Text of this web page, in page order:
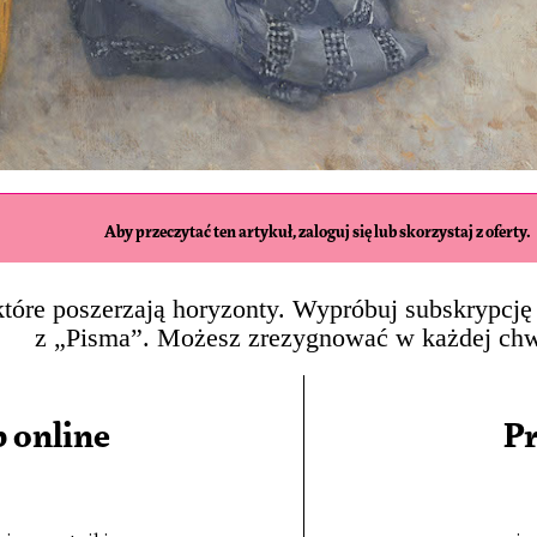
Aby przeczytać ten artykuł, zaloguj się lub skorzystaj z oferty.
poszerzają horyzonty. Wypróbuj
z „Pisma”. Możesz zrezygnować w każdej
online